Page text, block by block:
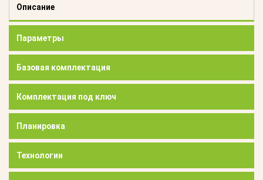
Описание
Параметры
Базовая комплектация
Комплектация под ключ
Планировка
Технологии